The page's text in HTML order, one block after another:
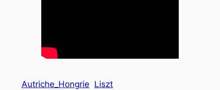
Autriche_Hongrie Liszt